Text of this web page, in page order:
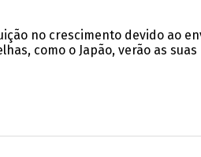
no crescimento devido ao
como o Japão, verão as